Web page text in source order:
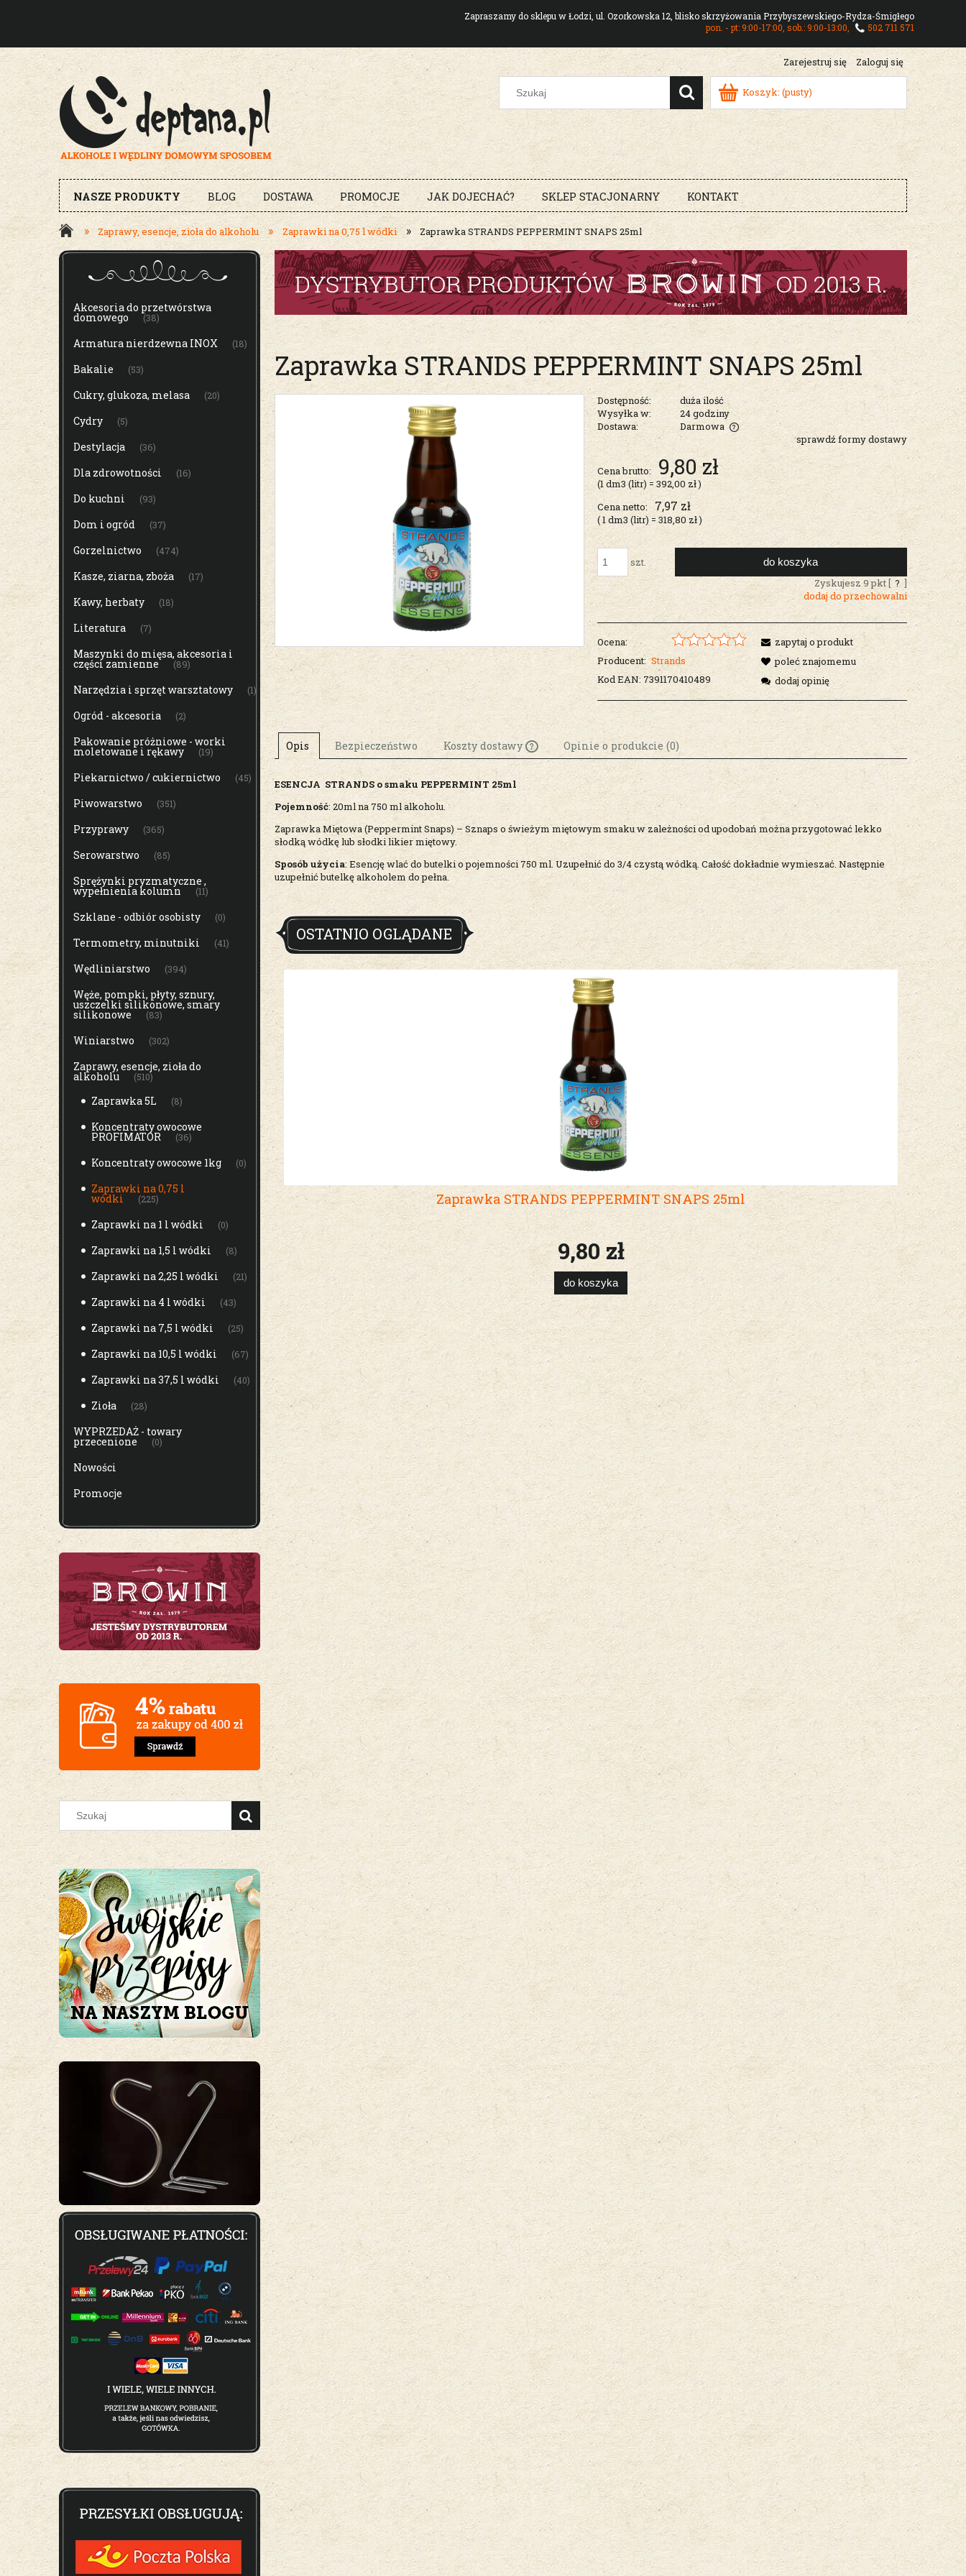
Zapraszamy do sklepu w Łodzi, ul. Ozorkowska 12, blisko skrzyżowania Przybyszewskiego-Rydza-Śmigłego
pon. - pt: 9:00-17:00, sob.: 9:00-13:00,
502 711 571
Zarejestruj się Zaloguj się
Koszyk: (pusty)
NASZE PRODUKTY BLOG DOSTAWA PROMOCJE JAK DOJECHAĆ? SKLEP STACJONARNY KONTAKT
» Zaprawy, esencje, zioła do alkoholu » Zaprawki na 0,75 l wódki » Zaprawka STRANDS PEPPERMINT SNAPS 25ml
MENU
Akcesoria do przetwórstwa
domowego (38)
Armatura nierdzewna INOX (18)
Bakalie (53)
Cukry, glukoza, melasa (20)
Cydry (5)
Destylacja (36)
Dla zdrowotności (16)
Do kuchni (93)
Dom i ogród (37)
Gorzelnictwo (474)
Kasze, ziarna, zboża (17)
Kawy, herbaty (18)
Literatura (7)
Maszynki do mięsa, akcesoria i
części zamienne (89)
Narzędzia i sprzęt warsztatowy (1)
Ogród - akcesoria (2)
Pakowanie próżniowe - worki
moletowane i rękawy (19)
Piekarnictwo / cukiernictwo (45)
Piwowarstwo (351)
Przyprawy (365)
Serowarstwo (85)
Sprężynki pryzmatyczne ,
wypełnienia kolumn (11)
Szklane - odbiór osobisty (0)
Termometry, minutniki (41)
Wędliniarstwo (394)
Węże, pompki, płyty, sznury,
uszczelki silikonowe, smary
silikonowe (83)
Winiarstwo (302)
Zaprawy, esencje, zioła do
alkoholu (510)
Zaprawka 5L (8)
Koncentraty owocowe
PROFIMATOR (36)
Koncentraty owocowe 1kg (0)
Zaprawki na 0,75 l
wódki (225)
Zaprawki na 1 l wódki (0)
Zaprawki na 1,5 l wódki (8)
Zaprawki na 2,25 l wódki (21)
Zaprawki na 4 l wódki (43)
Zaprawki na 7,5 l wódki (25)
Zaprawki na 10,5 l wódki (67)
Zaprawki na 37,5 l wódki (40)
Zioła (28)
WYPRZEDAŻ - towary
przecenione (0)
Nowości
Promocje
Zaprawka STRANDS PEPPERMINT SNAPS 25ml
Dostępność:
duża ilość
Wysyłka w:
24 godziny
Dostawa:
Darmowa
Cena nie zawiera ewentualnych
kosztów płatności
sprawdź formy dostawy
Cena brutto: 9,80 zł
(1dm3 (litr) =392,00 zł)
Cena netto:
7,97 zł
( 1dm3 (litr) =318,80 zł)
szt. do koszyka
Zyskujesz 9pkt [ ? ]
dodaj do przechowalni
Ocena:
Producent: Strands
Kod EAN: 7391170410489
zapytaj o produkt
poleć znajomemu
dodaj opinię
Opis Bezpieczeństwo Koszty dostawy
Cena nie zawiera
ewentualnych kosztów
płatności
Opinie o produkcie (0)
ESENCJA STRANDS o smaku PEPPERMINT 25ml
Pojemność: 20ml na 750 ml alkoholu.
Zaprawka Miętowa (Peppermint Snaps) – Sznaps o świeżym miętowym smaku w zależności od upodobań można przygotować lekko
słodką wódkę lub słodki likier miętowy.
Sposób użycia: Esencję wlać do butelki o pojemności 750 ml. Uzupełnić do 3/4 czystą wódką. Całość dokładnie wymieszać. Następnie
uzupełnić butelkę alkoholem do pełna.
OSTATNIO OGLĄDANE
Zaprawka STRANDS PEPPERMINT SNAPS 25ml
9,80 zł
do koszyka